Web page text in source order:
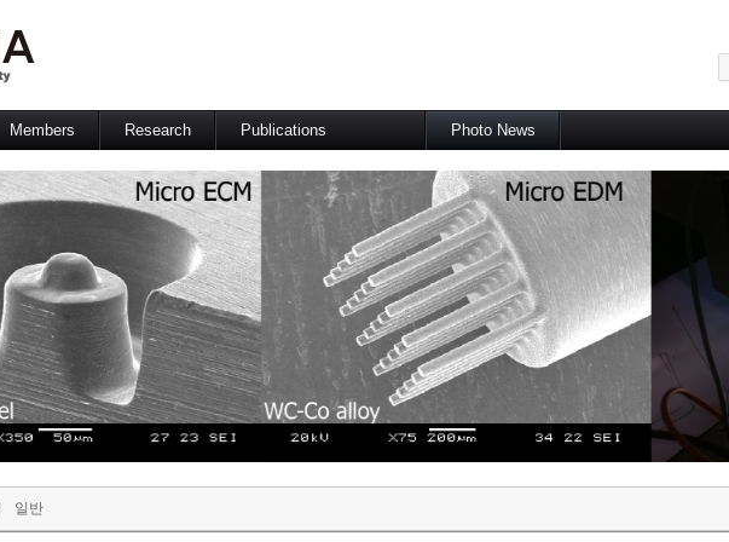
Members Research Publications
International Conference
Domestic Journal
Domestic Conference
Patents
Photo News
일반